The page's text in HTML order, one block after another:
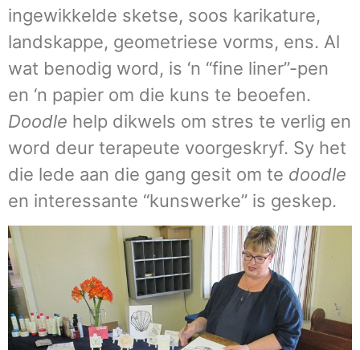
ingewikkelde sketse, soos karikature,
landskappe, geometriese vorms, ens. Al
wat benodig word, is ‘n “fine liner”-pen
en ‘n papier om die kuns te beoefen.
Doodle help dikwels om stres te verlig en
word deur terapeute voorgeskryf. Sy het
die lede aan die gang gesit om te doodle
en interessante “kunswerke” is geskep.